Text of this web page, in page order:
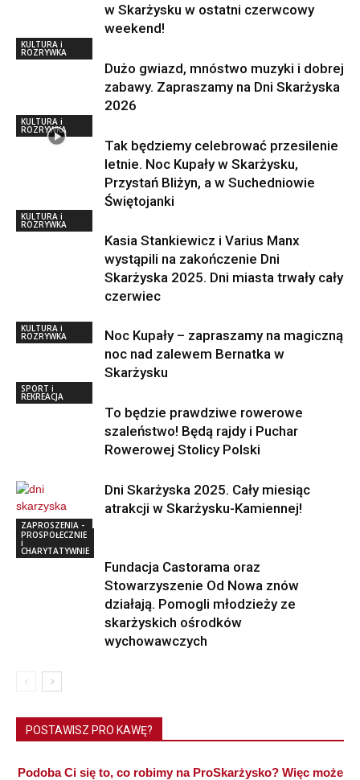
w Skarżysku w ostatni czerwcowy
weekend!
KULTURA i
ROZRYWKA
Dużo gwiazd, mnóstwo muzyki i dobrej
zabawy. Zapraszamy na Dni Skarżyska
2026
KULTURA i
ROZRYWKA
Tak będziemy celebrować przesilenie
letnie. Noc Kupały w Skarżysku,
Przystań Bliżyn, a w Suchedniowie
Świętojanki
KULTURA i
ROZRYWKA
Kasia Stankiewicz i Varius Manx
wystąpili na zakończenie Dni
Skarżyska 2025. Dni miasta trwały cały
czerwiec
KULTURA i
ROZRYWKA
Noc Kupały – zapraszamy na magiczną
noc nad zalewem Bernatka w
Skarżysku
SPORT i
REKREACJA
To będzie prawdziwe rowerowe
szaleństwo! Będą rajdy i Puchar
Rowerowej Stolicy Polski
ZAPROSZENIA -
IMPREZY i
WYDARZENIA
Dni Skarżyska 2025. Cały miesiąc
atrakcji w Skarżysku-Kamiennej!
PROSPOŁECZNIE
i
CHARYTATYWNIE
Fundacja Castorama oraz
Stowarzyszenie Od Nowa znów
działają. Pomogli młodzieży ze
skarżyskich ośrodków
wychowawczych
POSTAWISZ PRO KAWĘ?
Podoba Ci się to, co robimy na ProSkarżysko? Więc może